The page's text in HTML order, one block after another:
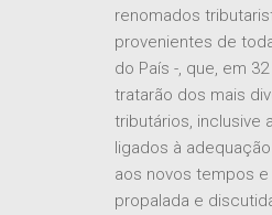
advogados públicos
renomados
provenientes de
do País -, que, em
tratarão dos mais
tributários, inclusive
ligados à adequação
aos novos tempos e